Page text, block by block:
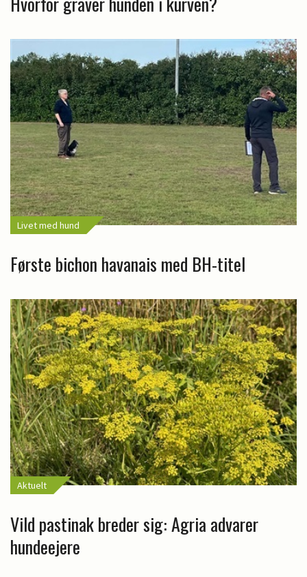
Livet med hund
Første bichon havanais med BH-titel
Aktuelt
Vild pastinak breder sig: Agria advarer
hundeejere